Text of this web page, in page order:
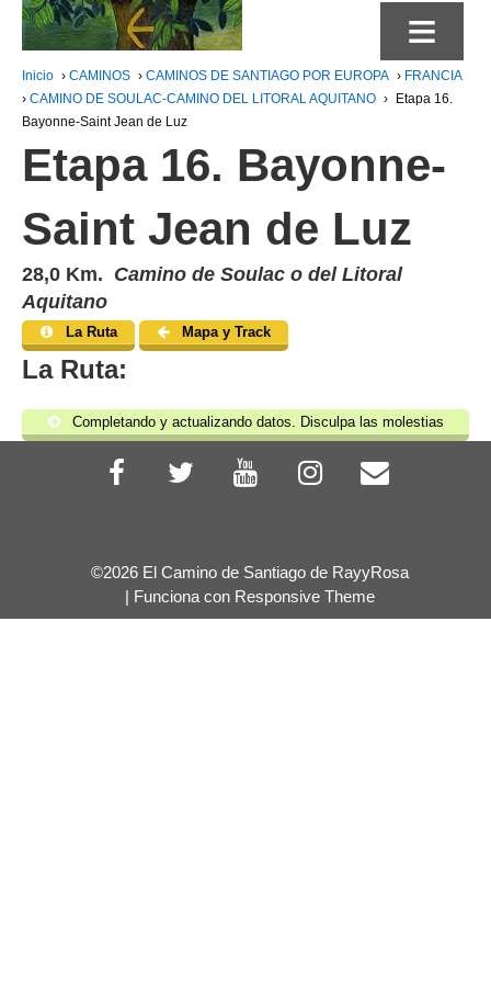
≡
Inicio › CAMINOS › CAMINOS DE SANTIAGO POR EUROPA › FRANCIA
› CAMINO DE SOULAC-CAMINO DEL LITORAL AQUITANO ›
Etapa 16.
Bayonne-Saint Jean de Luz
Etapa 16. Bayonne-
Saint Jean de Luz
28,0 Km. Camino de Soulac o del Litoral
Aquitano
La Ruta Mapa y Track
La Ruta:
Completando y actualizando datos. Disculpa las molestias
©2026 El Camino de Santiago de RayyRosa
| Funciona con Responsive Theme